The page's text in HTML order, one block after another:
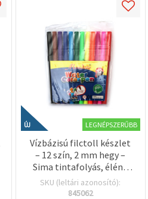
ÚJ LEGNÉPSZERŰBB
Vízbázisú filctoll készlet
– 12 szín, 2 mm hegy –
Sima tintafolyás, élénk
pigmentek és precíz
kontroll rajzoláshoz,
SKU (leltári azonosító):
845062